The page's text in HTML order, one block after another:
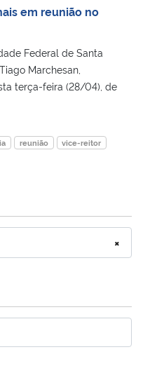
e Comunicações
Humanos
em reunião no
Federal de Santa
Marchesan,
terça-feira (28/04), de
reunião vice-reitor
×